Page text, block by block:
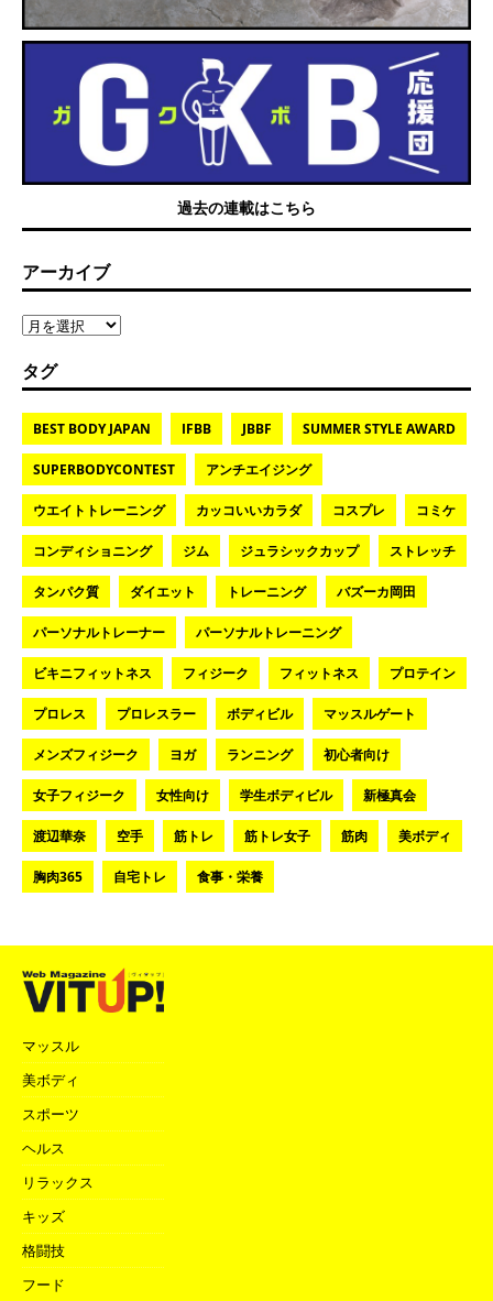
過去の連載はこちら
アーカイブ
タグ
BEST BODY JAPAN IFBB JBBF SUMMER STYLE AWARD
SUPERBODYCONTEST アンチエイジング
ウエイトトレーニング カッコいいカラダ コスプレ コミケ
コンディショニング ジム ジュラシックカップ ストレッチ
タンパク質 ダイエット トレーニング バズーカ岡田
パーソナルトレーナー パーソナルトレーニング
ビキニフィットネス フィジーク フィットネス プロテイン
プロレス プロレスラー ボディビル マッスルゲート
メンズフィジーク ヨガ ランニング 初心者向け
女子フィジーク 女性向け 学生ボディビル 新極真会
渡辺華奈 空手 筋トレ 筋トレ女子 筋肉 美ボディ
胸肉365 自宅トレ 食事・栄養
マッスル
美ボディ
スポーツ
ヘルス
リラックス
キッズ
格闘技
フード